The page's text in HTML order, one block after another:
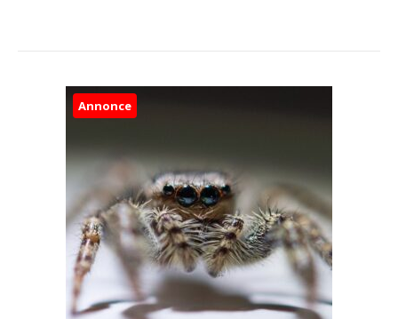
Annonce